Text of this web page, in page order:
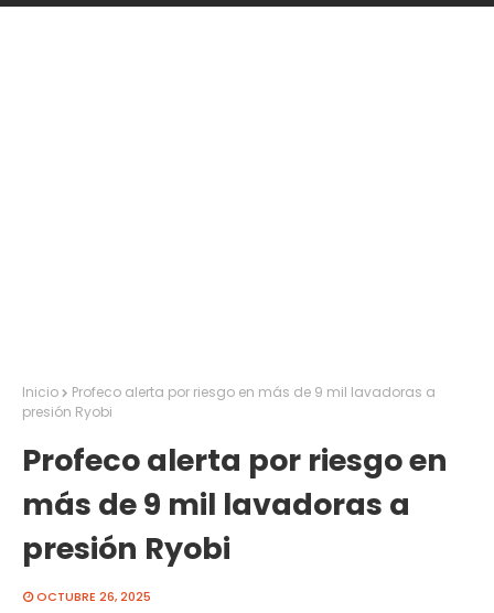
Inicio
Profeco alerta por riesgo en más de 9 mil lavadoras a
presión Ryobi
Profeco alerta por riesgo en
más de 9 mil lavadoras a
presión Ryobi
OCTUBRE 26, 2025